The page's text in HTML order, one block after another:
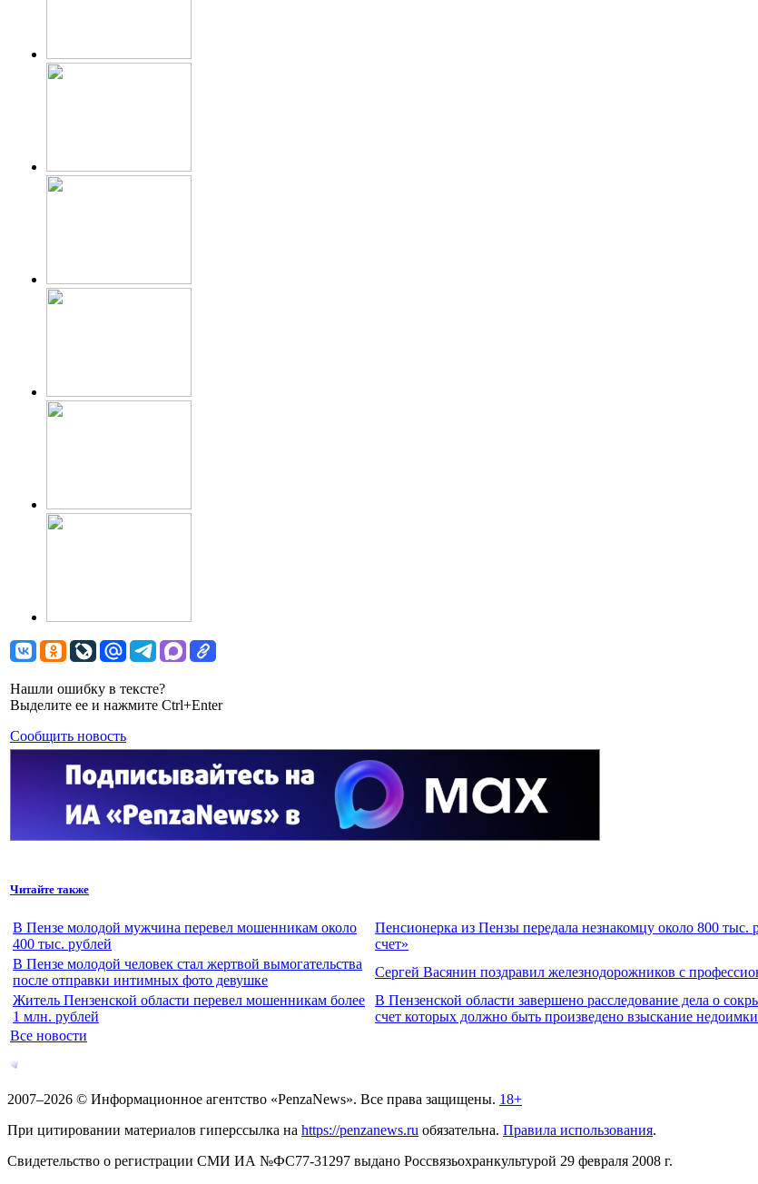
Нашли ошибку в тексте?
Выделите ее и нажмите Ctrl+Enter
Сообщить новость
Читайте также
В Пензе молодой мужчина перевел мошенникам около
400 тыс. рублей
Пенсионерка из Пензы передала незнакомцу около 800 тыс.
счет»
В Пензе молодой человек стал жертвой вымогательства
после отправки интимных фото девушке
Сергей Васянин поздравил железнодорожников с
Житель Пензенской области перевел мошенникам более
1 млн. рублей
В Пензенской области завершено расследование дела о
счет которых должно быть произведено взыскание
Все новости
2007–2026 © Информационное агентство «PenzaNews». Все права защищены. 18+
При цитировании материалов гиперссылка на https://penzanews.ru обязательна. Правила использования.
Свидетельство о регистрации СМИ ИА №ФС77-31297 выдано Россвязьохранкультурой 29 февраля 2008 г.